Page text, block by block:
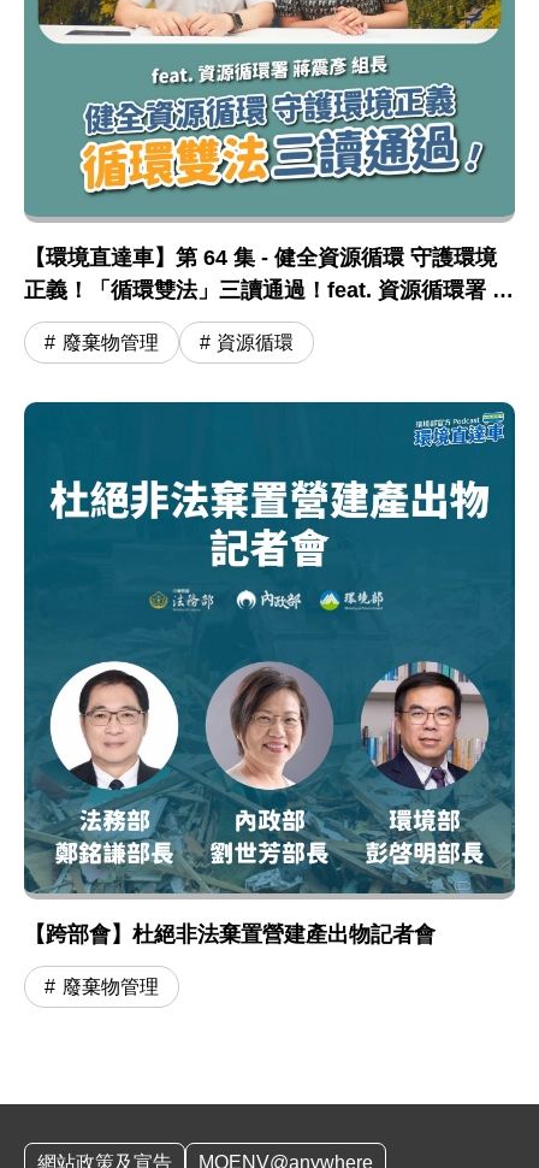
【環境直達車】第 64 集 - 健全資源循環 守護環境
正義！「循環雙法」三讀通過！feat. 資源循環署 蔣
震彥組長
廢棄物管理 資源循環
【跨部會】杜絕非法棄置營建產出物記者會
廢棄物管理
網站政策及宣告 MOENV@anywhere